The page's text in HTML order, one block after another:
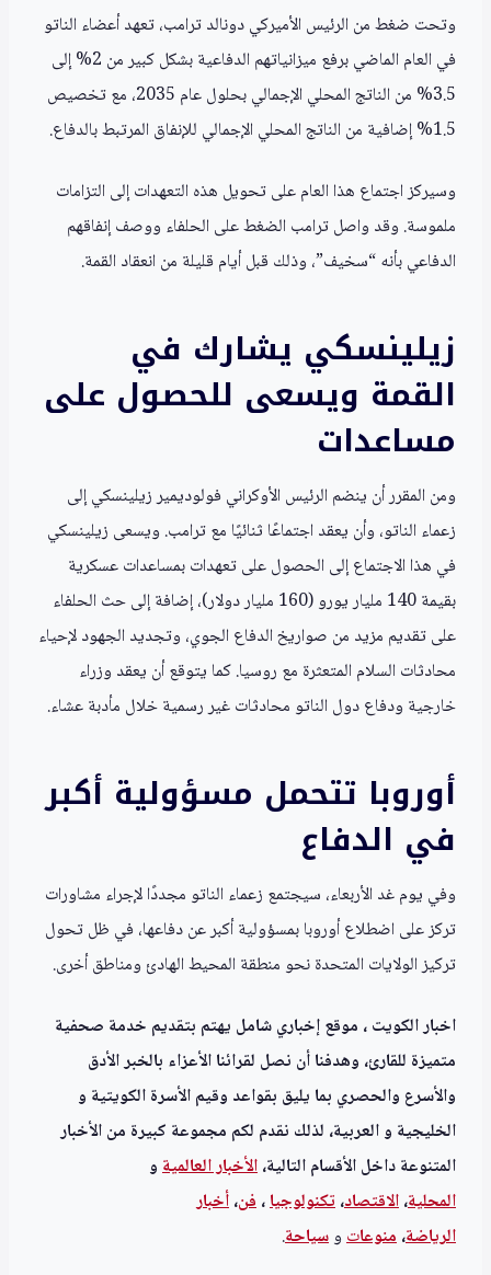
وتحت ضغط من الرئيس الأميركي دونالد ترامب، تعهد أعضاء الناتو
في العام الماضي برفع ميزانياتهم الدفاعية بشكل كبير من 2% إلى
3.5% من الناتج المحلي الإجمالي بحلول عام 2035، مع تخصيص
1.5% إضافية من الناتج المحلي الإجمالي للإنفاق المرتبط بالدفاع.
وسيركز اجتماع هذا العام على تحويل هذه التعهدات إلى التزامات
ملموسة. وقد واصل ترامب الضغط على الحلفاء ووصف إنفاقهم
الدفاعي بأنه “سخيف”، وذلك قبل أيام قليلة من انعقاد القمة.
زيلينسكي يشارك في
القمة ويسعى للحصول على
مساعدات
ومن المقرر أن ينضم الرئيس الأوكراني فولوديمير زيلينسكي إلى
زعماء الناتو، وأن يعقد اجتماعًا ثنائيًا مع ترامب. ويسعى زيلينسكي
في هذا الاجتماع إلى الحصول على تعهدات بمساعدات عسكرية
بقيمة 140 مليار يورو (160 مليار دولار)، إضافة إلى حث الحلفاء
على تقديم مزيد من صواريخ الدفاع الجوي، وتجديد الجهود لإحياء
محادثات السلام المتعثرة مع روسيا. كما يتوقع أن يعقد وزراء
خارجية ودفاع دول الناتو محادثات غير رسمية خلال مأدبة عشاء.
أوروبا تتحمل مسؤولية أكبر
في الدفاع
وفي يوم غد الأربعاء، سيجتمع زعماء الناتو مجددًا لإجراء مشاورات
تركز على اضطلاع أوروبا بمسؤولية أكبر عن دفاعها، في ظل تحول
تركيز الولايات المتحدة نحو منطقة المحيط الهادئ ومناطق أخرى.
اخبار الكويت ، موقع إخباري شامل يهتم بتقديم خدمة صحفية
متميزة للقارئ، وهدفنا أن نصل لقرائنا الأعزاء بالخبر الأدق
والأسرع والحصري بما يليق بقواعد وقيم الأسرة الكويتية و
الخليجية و العربية، لذلك نقدم لكم مجموعة كبيرة من الأخبار
المتنوعة داخل الأقسام التالية،الأخبار العالميةو
المحلية،الاقتصاد،تكنولوجيا،فن،أخبار
الرياضة،منوعاتوسياحة.